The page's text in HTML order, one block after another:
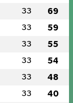
33 69
33 59
33 55
33 54
33 48
33 40